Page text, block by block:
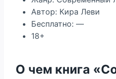
Автор: Кира Леви
Бесплатно: —
18+
О чем книга